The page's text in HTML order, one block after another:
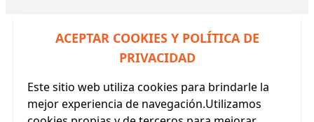
Productos Relacionados
ACEPTAR COOKIES Y POLÍTICA DE
PRIVACIDAD
Este sitio web utiliza cookies para brindarle la
mejor experiencia de navegación.Utilizamos